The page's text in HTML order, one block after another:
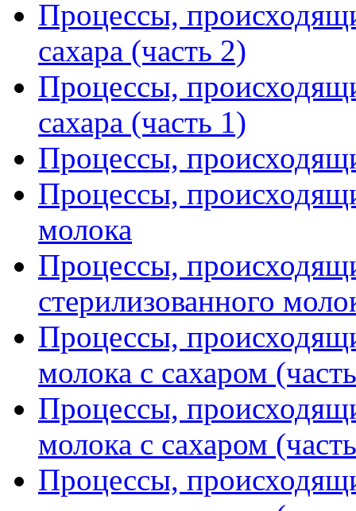
Процессы,
сахара (часть 2)
Процессы,
сахара (часть 1)
Процессы,
Процессы,
молока
Процессы,
стерилизованного
Процессы,
молока с сахаром
Процессы,
молока с сахаром
Процессы,